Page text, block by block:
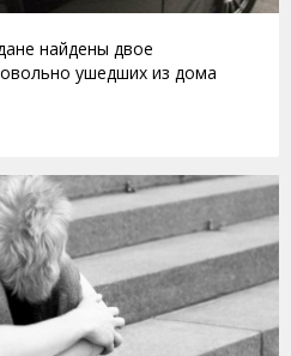
найдены двое
ушедших из дома